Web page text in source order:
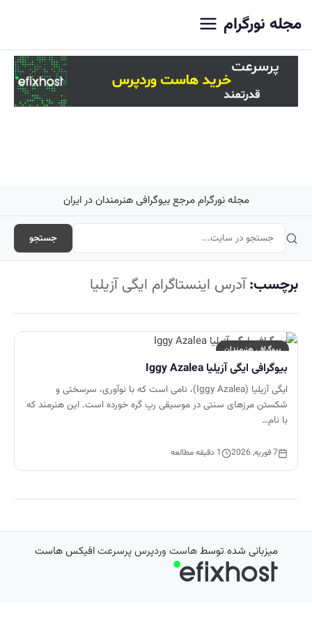
مجله نورگرام
مجله نورگرام مرجع بیوگرافی هنرمندان در ایران
جستجو
برچسب:آدرس اینستاگرام ایگی آزیلیا
بیوگرافی هنرمندان
بیوگرافی ایگی آزیلیا Iggy Azalea
ایگی آزیلیا (Iggy Azalea)، نامی است که با نوآوری، سرسختی و
شکستن مرزهای سنتی در موسیقی رپ گره خورده است. این هنرمند که
با نام…
7 فوریه, 2026 1 دقیقه مطالعه
میزبانی شده توسطهاست وردپرس پرسرعتافیکس هاست